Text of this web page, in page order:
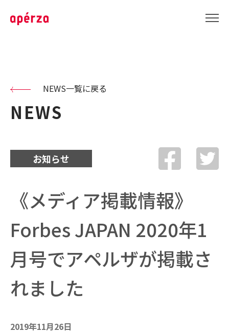
NEWS一覧に戻る
NEWS
お知らせ
《メディア掲載情報》
Forbes JAPAN 2020年1
月号でアペルザが掲載さ
れました
2019年11月26日